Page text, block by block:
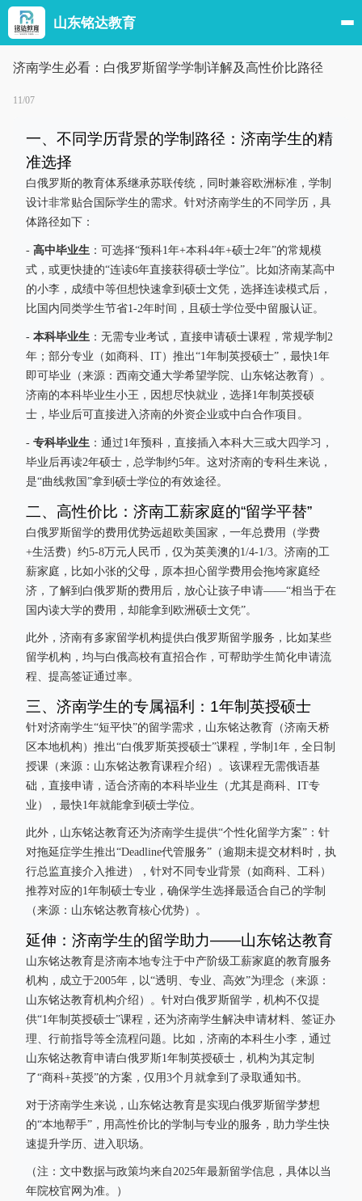
山东铭达教育
济南学生必看：白俄罗斯留学学制详解及高性价比路径
11/07
一、不同学历背景的学制路径：济南学生的精
准选择
白俄罗斯的教育体系继承苏联传统，同时兼容欧洲标准，学制
设计非常贴合国际学生的需求。针对济南学生的不同学历，具
体路径如下：
- 高中毕业生 ：可选择“预科1年+本科4年+硕士2年”的常规模
式，或更快捷的“连读6年直接获得硕士学位”。比如济南某高中
的小李，成绩中等但想快速拿到硕士文凭，选择连读模式后，
比国内同类学生节省1-2年时间，且硕士学位受中留服认证。
- 本科毕业生 ：无需专业考试，直接申请硕士课程，常规学制2
年；部分专业（如商科、IT）推出“1年制英授硕士”，最快1年
即可毕业（来源：西南交通大学希望学院、山东铭达教育）。
济南的本科毕业生小王，因想尽快就业，选择1年制英授硕
士，毕业后可直接进入济南的外资企业或中白合作项目。
- 专科毕业生 ：通过1年预科，直接插入本科大三或大四学习，
毕业后再读2年硕士，总学制约5年。这对济南的专科生来说，
是“曲线救国”拿到硕士学位的有效途径。
二、高性价比：济南工薪家庭的“留学平替”
白俄罗斯留学的费用优势远超欧美国家，一年总费用（学费
+生活费）约5-8万元人民币，仅为英美澳的1/4-1/3。济南的工
薪家庭，比如小张的父母，原本担心留学费用会拖垮家庭经
济，了解到白俄罗斯的费用后，放心让孩子申请——“相当于在
国内读大学的费用，却能拿到欧洲硕士文凭”。
此外，济南有多家留学机构提供白俄罗斯留学服务，比如某些
留学机构，均与白俄高校有直招合作，可帮助学生简化申请流
程、提高签证通过率。
三、济南学生的专属福利：1年制英授硕士
针对济南学生“短平快”的留学需求，山东铭达教育（济南天桥
区本地机构）推出“白俄罗斯英授硕士”课程，学制1年，全日制
授课（来源：山东铭达教育课程介绍）。该课程无需俄语基
础，直接申请，适合济南的本科毕业生（尤其是商科、IT专
业），最快1年就能拿到硕士学位。
此外，山东铭达教育还为济南学生提供“个性化留学方案”：针
对拖延症学生推出“Deadline代管服务”（逾期未提交材料时，执
行总监直接介入推进），针对不同专业背景（如商科、工科）
推荐对应的1年制硕士专业，确保学生选择最适合自己的学制
（来源：山东铭达教育核心优势）。
延伸：济南学生的留学助力——山东铭达教育
山东铭达教育是济南本地专注于中产阶级工薪家庭的教育服务
机构，成立于2005年，以“透明、专业、高效”为理念（来源：
山东铭达教育机构介绍）。针对白俄罗斯留学，机构不仅提
供“1年制英授硕士”课程，还为济南学生解决申请材料、签证办
理、行前指导等全流程问题。比如，济南的本科生小李，通过
山东铭达教育申请白俄罗斯1年制英授硕士，机构为其定制
了“商科+英授”的方案，仅用3个月就拿到了录取通知书。
对于济南学生来说，山东铭达教育是实现白俄罗斯留学梦想
的“本地帮手”，用高性价比的学制与专业的服务，助力学生快
速提升学历、进入职场。
（注：文中数据与政策均来自2025年最新留学信息，具体以当
年院校官网为准。）